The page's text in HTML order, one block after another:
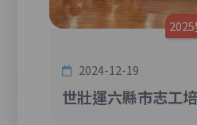
2024-12-19
世壯運六縣市志工